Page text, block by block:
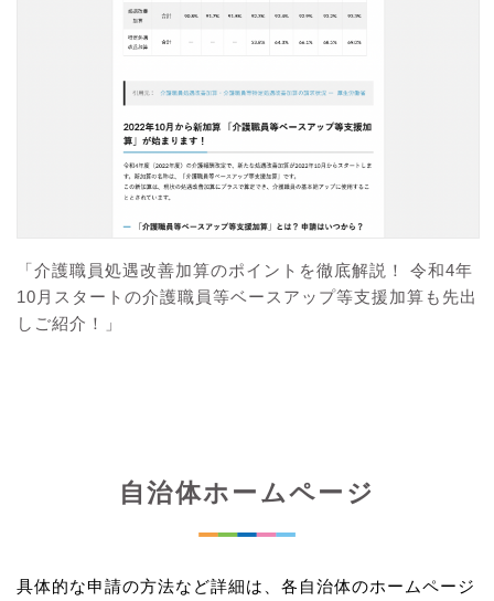
「介護職員処遇改善加算のポイントを徹底解説！ 令和4年
10月スタートの介護職員等ベースアップ等支援加算も先出
しご紹介！」
自治体ホームページ
具体的な申請の方法など詳細は、各自治体のホームページ